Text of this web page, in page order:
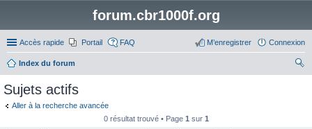
forum.cbr1000f.org
Accès rapide Portail FAQ Connexion
M’enregistrer
Index du forum
Sujets actifs
Aller à la recherche avancée
0 résultat trouvé • Page 1 sur 1